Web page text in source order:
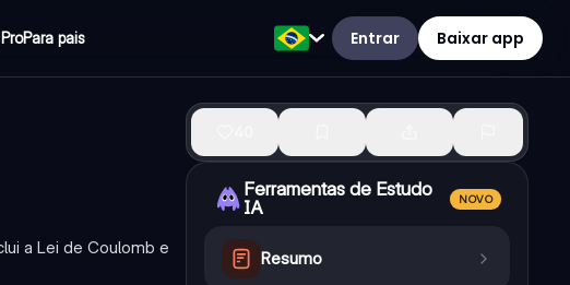
Para pais Entrar Baixar app
a Lei de Coulomb e
Ferramentas de Estudo
IA
NOVO
Resumo